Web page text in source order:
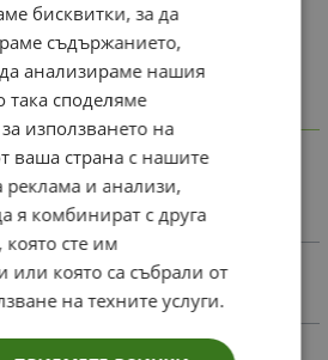
датата на плащане. 2 години
бисквитки, за да
съдържанието,
анализираме нашия
споделяме
използването на
ваша страна с нашите
реклама и анализи,
я комбинират с друга
сте им
или която са събрали от
на техните услуги.